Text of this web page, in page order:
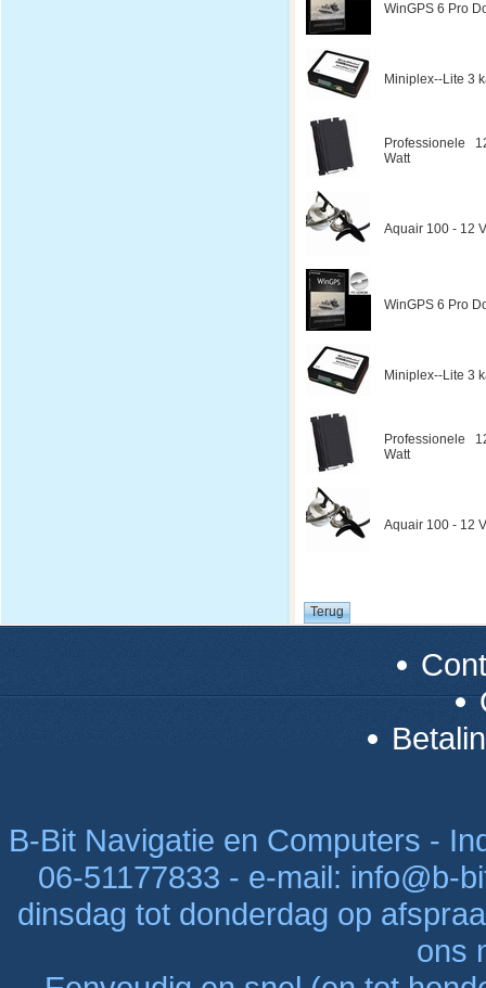
WinGPS 6 Pro
Miniplex--Lite 3
Professionele
Watt
Aquair 100 - 12
WinGPS 6 Pro
Miniplex--Lite 3
Professionele
Watt
Aquair 100 - 12
B-Bit Navigatie en Computers -
06-51177833 - e-mail: info@b-
dinsdag tot donderdag op
ons